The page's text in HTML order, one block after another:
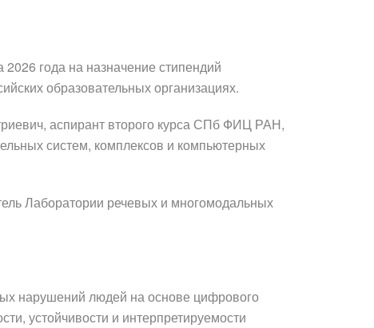
года на назначение стипендий
образовательных организациях.
аспирант второго курса СПб ФИЦ РАН,
систем, комплексов и компьютерных
Лаборатории речевых и многомодальных
нарушений людей на основе цифрового
устойчивости и интерпретируемости